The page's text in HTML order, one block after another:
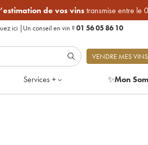
de vos vinstransmise entre le
ici | Un conseil en vin ?01 56 05 86 10
VENDRE MES VINS
Services + ✨Mon